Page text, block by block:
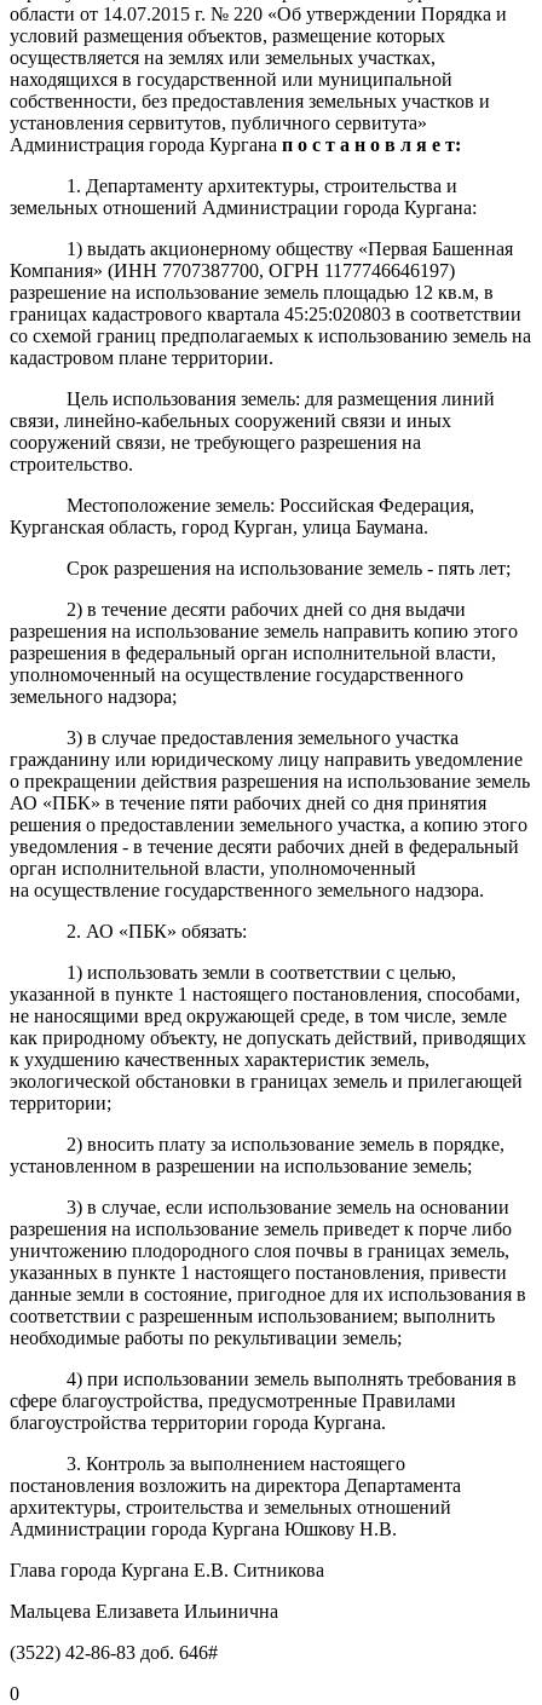
области от 14.07.2015 г. № 220 «Об утверждении Порядка и
условий размещения объектов, размещение которых
осуществляется на землях или земельных участках,
находящихся в государственной или муниципальной
собственности, без предоставления земельных участков и
установления сервитутов, публичного сервитута»
Администрация города Кургана п о с т а н о в л я е т:
1. Департаменту архитектуры, строительства и
земельных отношений Администрации города Кургана:
1) выдать акционерному обществу «Первая Башенная
Компания» (ИНН 7707387700, ОГРН 1177746646197)
разрешение на использование земель площадью 12 кв.м, в
границах кадастрового квартала 45:25:020803 в соответствии
со схемой границ предполагаемых к использованию земель на
кадастровом плане территории.
Цель использования земель: для размещения линий
связи, линейно-кабельных сооружений связи и иных
сооружений связи, не требующего разрешения на
строительство.
Местоположение земель: Российская Федерация,
Курганская область, город Курган, улица Баумана.
Срок разрешения на использование земель - пять лет;
2) в течение десяти рабочих дней со дня выдачи
разрешения на использование земель направить копию этого
разрешения в федеральный орган исполнительной власти,
уполномоченный на осуществление государственного
земельного надзора;
3) в случае предоставления земельного участка
гражданину или юридическому лицу направить уведомление
о прекращении действия разрешения на использование земель
АО «ПБК» в течение пяти рабочих дней со дня принятия
решения о предоставлении земельного участка, а копию этого
уведомления - в течение десяти рабочих дней в федеральный
орган исполнительной власти, уполномоченный
на осуществление государственного земельного надзора.
2. АО «ПБК» обязать:
1) использовать земли в соответствии с целью,
указанной в пункте 1 настоящего постановления, способами,
не наносящими вред окружающей среде, в том числе, земле
как природному объекту, не допускать действий, приводящих
к ухудшению качественных характеристик земель,
экологической обстановки в границах земель и прилегающей
территории;
2) вносить плату за использование земель в порядке,
установленном в разрешении на использование земель;
3) в случае, если использование земель на основании
разрешения на использование земель приведет к порче либо
уничтожению плодородного слоя почвы в границах земель,
указанных в пункте 1 настоящего постановления, привести
данные земли в состояние, пригодное для их использования в
соответствии с разрешенным использованием; выполнить
необходимые работы по рекультивации земель;
4) при использовании земель выполнять требования в
сфере благоустройства, предусмотренные Правилами
благоустройства территории города Кургана.
3. Контроль за выполнением настоящего
постановления возложить на директора Департамента
архитектуры, строительства и земельных отношений
Администрации города Кургана Юшкову Н.В.
Глава города Кургана Е.В. Ситникова
Мальцева Елизавета Ильинична
(3522) 42-86-83 доб. 646#
0